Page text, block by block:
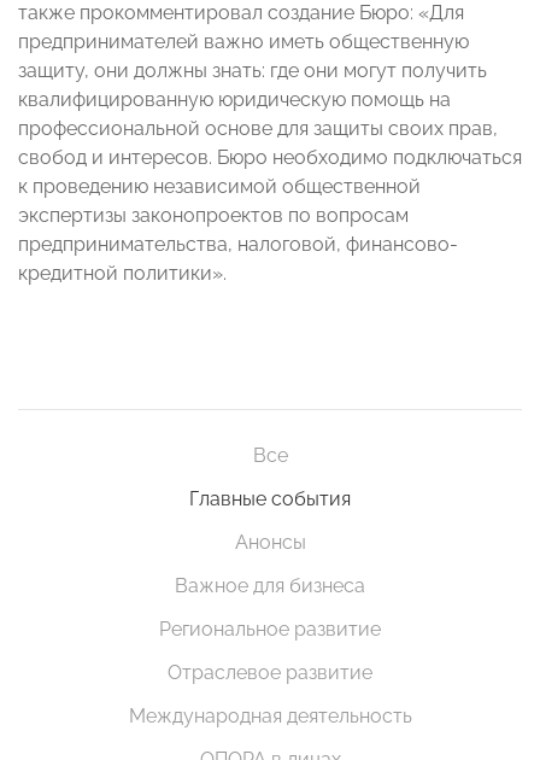
также прокомментировал создание Бюро: «Для
предпринимателей важно иметь общественную
защиту, они должны знать: где они могут получить
квалифицированную юридическую помощь на
профессиональной основе для защиты своих прав,
свобод и интересов. Бюро необходимо подключаться
к проведению независимой общественной
экспертизы законопроектов по вопросам
предпринимательства, налоговой, финансово-
кредитной политики».
Все
Главные события
Анонсы
Важное для бизнеса
Региональное развитие
Отраслевое развитие
Международная деятельность